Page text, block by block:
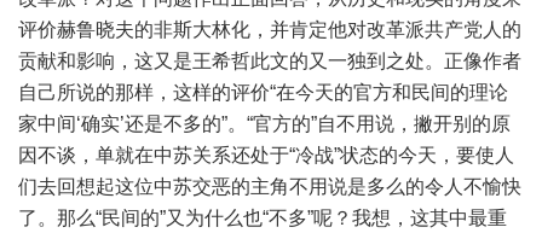
评价赫鲁晓夫的非斯大林化，并肯定他对改革派共产党人的
贡献和影响，这又是王希哲此文的又一独到之处。正像作者
自己所说的那样，这样的评价“在今天的官方和民间的理论
家中间‘确实’还是不多的”。“官方的”自不用说，撇开别的原
因不谈，单就在中苏关系还处于“冷战”状态的今天，要使人
们去回想起这位中苏交恶的主角不用说是多么的令人不愉快
了。那么“民间的”又为什么也“不多”呢？我想，这其中最重